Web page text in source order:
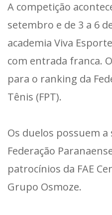
A competição
setembro e de 3 a 6
academia Viva
com entrada franca.
para o ranking da
Tênis (FPT).
Os duelos possuem
Federação
patrocínios da FAE
Grupo Osmoze.